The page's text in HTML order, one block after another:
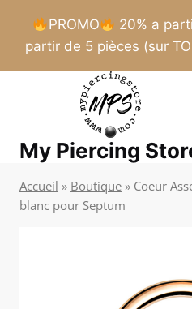
PROMO 20% a
partir de 5 pièces (sur
My Piercing
Accueil » Boutique » Coeur
blanc pour Septum